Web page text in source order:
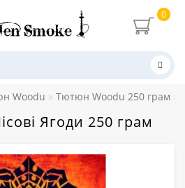
0
Woodu Тютюн Woodu 250 грам
Ягоди 250 грам